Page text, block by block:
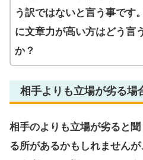
う訳ではないと言う事です
に文章力が高い方はどう言
か？
相手よりも立場が劣る場
相手のよりも立場が劣ると
る所があるかもしれません